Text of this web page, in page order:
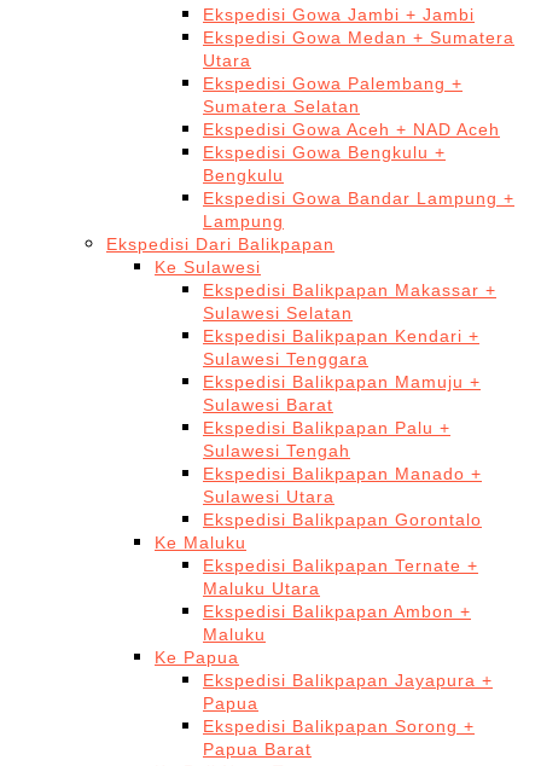
Ekspedisi Gowa Jambi + Jambi
Ekspedisi Gowa Medan + Sumatera
Utara
Ekspedisi Gowa Palembang +
Sumatera Selatan
Ekspedisi Gowa Aceh + NAD Aceh
Ekspedisi Gowa Bengkulu +
Bengkulu
Ekspedisi Gowa Bandar Lampung +
Lampung
Ekspedisi Dari Balikpapan
Ke Sulawesi
Ekspedisi Balikpapan Makassar +
Sulawesi Selatan
Ekspedisi Balikpapan Kendari +
Sulawesi Tenggara
Ekspedisi Balikpapan Mamuju +
Sulawesi Barat
Ekspedisi Balikpapan Palu +
Sulawesi Tengah
Ekspedisi Balikpapan Manado +
Sulawesi Utara
Ekspedisi Balikpapan Gorontalo
Ke Maluku
Ekspedisi Balikpapan Ternate +
Maluku Utara
Ekspedisi Balikpapan Ambon +
Maluku
Ke Papua
Ekspedisi Balikpapan Jayapura +
Papua
Ekspedisi Balikpapan Sorong +
Papua Barat